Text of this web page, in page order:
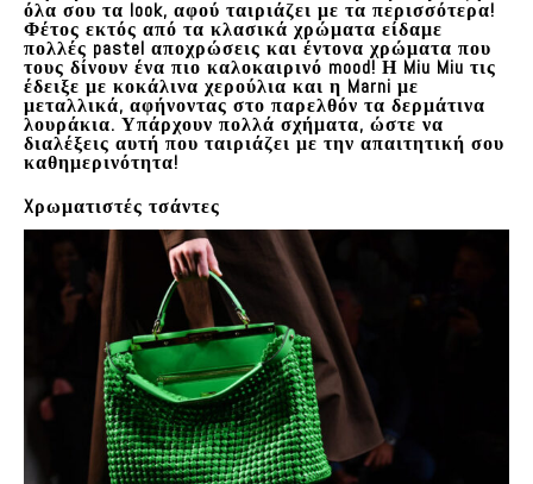
όλα σου τα look, αφού ταιριάζει με τα περισσότερα!
Φέτος εκτός από τα κλασικά χρώματα είδαμε
πολλές pastel αποχρώσεις και έντονα χρώματα που
τους δίνουν ένα πιο καλοκαιρινό mood! Η Miu Miu τις
έδειξε με κοκάλινα χερούλια και η Marni με
μεταλλικά, αφήνοντας στο παρελθόν τα δερμάτινα
λουράκια. Υπάρχουν πολλά σχήματα, ώστε να
διαλέξεις αυτή που ταιριάζει με την απαιτητική σου
καθημερινότητα!
Xρωματιστές τσάντες